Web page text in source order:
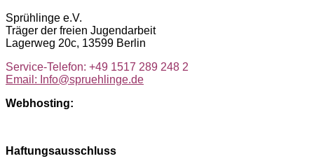
Sprühlinge e.V.
Träger der freien Jugendarbeit
Lagerweg 20c, 13599 Berlin
Service-Telefon: +49 1517 289 248 2
Email: Info@spruehlinge.de
Webhosting:
Haftungsausschluss